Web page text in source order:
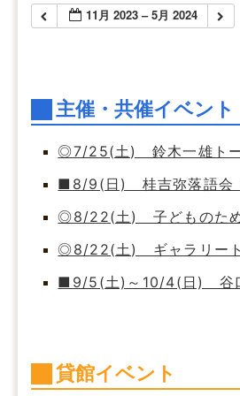
11月 2023 – 5月 2024
主催・共催イベント
◎7/25(土) 鈴木一雄トー
■8/9(日) 桂吉弥落語会【
◎8/22(土) 子どものため
◎8/22(土) ギャラリー
■9/5(土)～10/4(日) 谷口
貸館イベント